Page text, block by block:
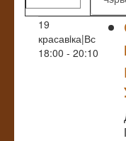
19
красавiка|Вс
18:00 - 20:10